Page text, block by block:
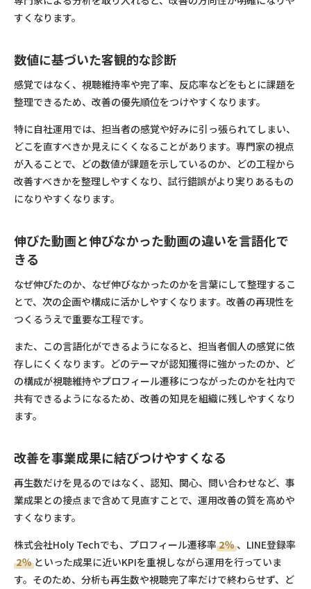
すくなります。
数値に基づいた客観的な診断
感覚ではなく、視聴維持率や完了率、反応率などをもとに課題を
整理できるため、改善の優先順位をつけやすくなります。
特に自社運用では、担当者の感覚や好みに引っ張られてしまい、
どこを直すべきか見えにくくなることがあります。専門家の視点
が入ることで、どの数値が課題を示しているのか、どの工程から
改善すべきかを整理しやすくなり、試行錯誤がより実りあるもの
になりやすくなります。
伸びた動画と伸びなかった動画の違いを言語化で
きる
なぜ伸びたのか、なぜ伸びなかったのかを言葉にして整理するこ
とで、次の企画や構成に活かしやすくなります。改善の再現性を
つくるうえで重要な工程です。
また、この言語化ができるようになると、担当者個人の感覚に依
存しにくくなります。どのテーマが認知獲得に強かったのか、ど
の構成が視聴維持やプロフィール遷移につながったのかを社内で
共有できるようになるため、改善の知見を組織に残しやすくなり
ます。
改善を事業成果に結びつけやすくなる
再生数だけを見るのではなく、認知、関心、問い合わせなど、事
業成果との接点まで含めて見直すことで、運用改善の質を高めや
すくなります。
株式会社Holy Techでも、プロフィール遷移率 2％ 、LINE登録率
2％ といった成果に近いKPIを重視しながら運用を行っていま
す。そのため、分析も再生数や視聴完了率だけで終わらせず、ど